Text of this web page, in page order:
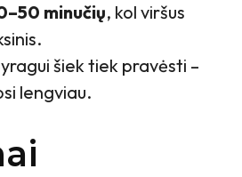
minučių, kol viršus
šiek tiek pravėsti –
lengviau.